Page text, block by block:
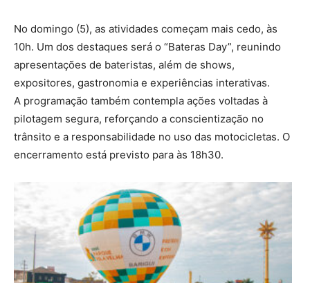
No domingo (5), as atividades começam mais cedo, às
10h. Um dos destaques será o “Bateras Day”, reunindo
apresentações de bateristas, além de shows,
expositores, gastronomia e experiências interativas.
A programação também contempla ações voltadas à
pilotagem segura, reforçando a conscientização no
trânsito e a responsabilidade no uso das motocicletas. O
encerramento está previsto para às 18h30.